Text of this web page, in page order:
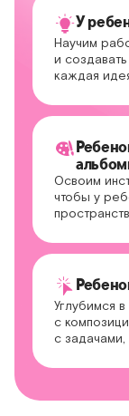
У
Научим
и
каждая
Освоим
чтобы у
Углубимся
с
с задачами,